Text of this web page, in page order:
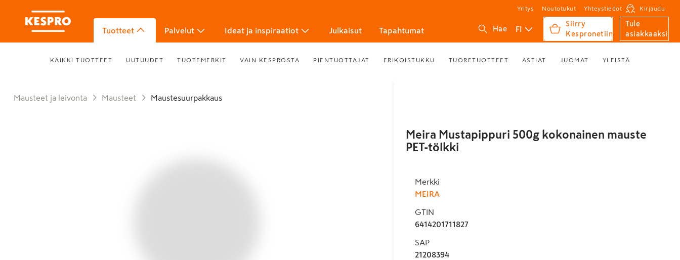
Yritys Noutotukut Yhteystiedot Kirjaudu
Tuotteet Palvelut Ideat ja inspiraatiot Julkaisut Tapahtumat Hae FI
Siirry
Kespronetiin
Tule
asiakkaaksi
KAIKKI TUOTTEET UUTUUDET TUOTEMERKIT VAIN KESPROSTA PIENTUOTTAJAT ERIKOISTUKKU TUORETUOTTEET ASTIAT JUOMAT YLEISTÄ
Mausteet ja leivonta Mausteet Maustesuurpakkaus
Meira Mustapippuri 500g kokonainen mauste
PET-tölkki
Merkki
MEIRA
GTIN
6414201711827
SAP
21208394